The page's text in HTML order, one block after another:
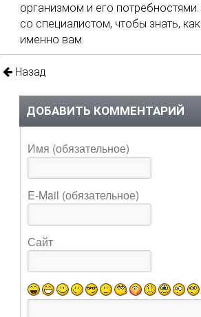
организмом и его
со специалистом, чтобы знать,
именно вам.
Назад
ДОБАВИТЬ КОММЕНТАРИЙ
Имя (обязательное)
E-Mail (обязательное)
Сайт